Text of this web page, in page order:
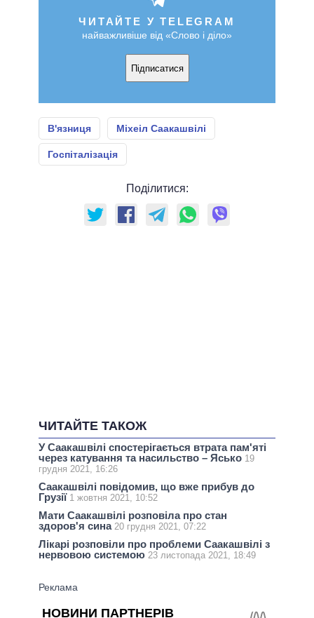
ЧИТАЙТЕ У TELEGRAM
найважливіше від «Слово і діло»
Підписатися
В'язниця Міхеіл Саакашвілі
Госпіталізація
Поділитися:
ЧИТАЙТЕ ТАКОЖ
У Саакашвілі спостерігається втрата пам'яті
через катування та насильство – Ясько 19
грудня 2021, 16:26
Саакашвілі повідомив, що вже прибув до
Грузії 1 жовтня 2021, 10:52
Мати Саакашвілі розповіла про стан
здоров'я сина 20 грудня 2021, 07:22
Лікарі розповіли про проблеми Саакашвілі з
нервовою системою 23 листопада 2021, 18:49